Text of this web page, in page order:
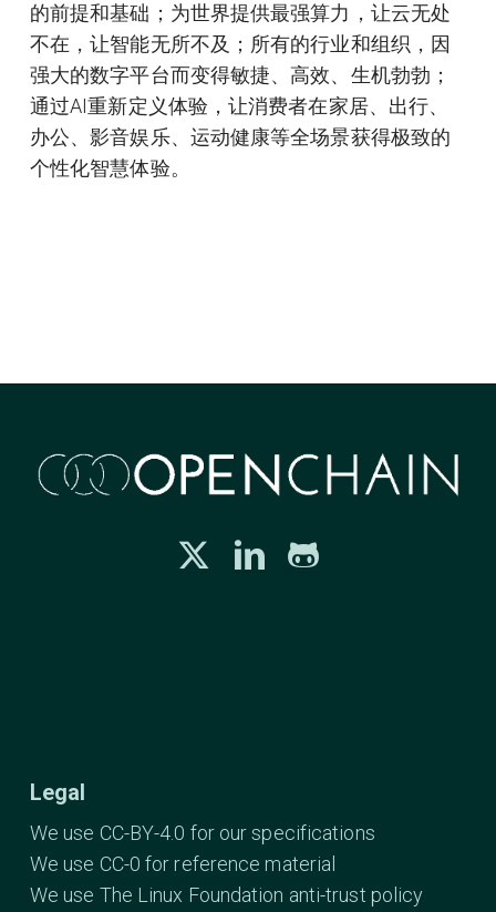
的前提和基础；为世界提供最强算力，让云无处
不在，让智能无所不及；所有的行业和组织，因
强大的数字平台而变得敏捷、高效、生机勃勃；
通过AI重新定义体验，让消费者在家居、出行、
办公、影音娱乐、运动健康等全场景获得极致的
个性化智慧体验。
Legal
We use CC-BY-4.0 for our specifications
We use CC-0 for reference material
We use The Linux Foundation anti-trust policy